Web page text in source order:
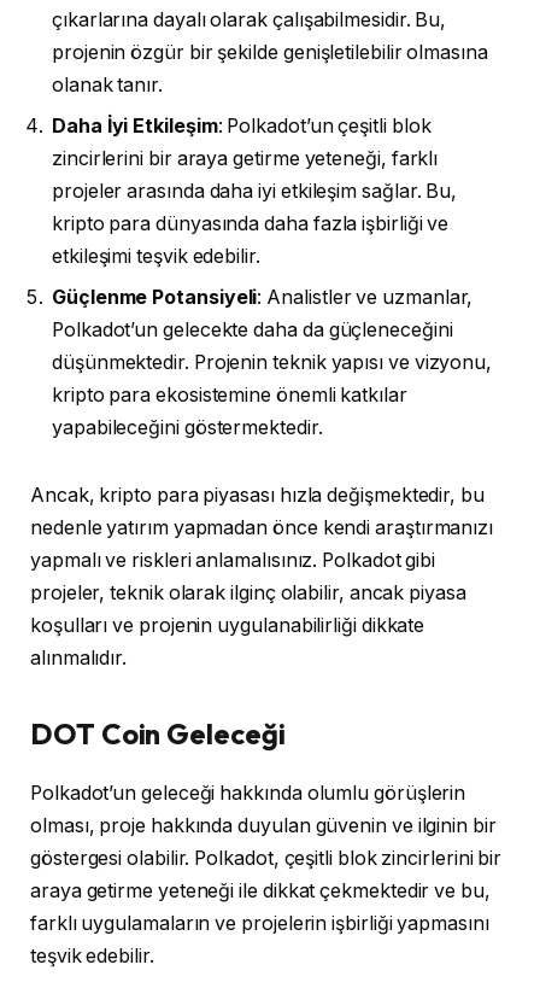
çıkarlarına dayalı olarak çalışabilmesidir. Bu,
projenin özgür bir şekilde genişletilebilir olmasına
olanak tanır.
Daha İyi Etkileşim: Polkadot’un çeşitli blok
zincirlerini bir araya getirme yeteneği, farklı
projeler arasında daha iyi etkileşim sağlar. Bu,
kripto para dünyasında daha fazla işbirliği ve
etkileşimi teşvik edebilir.
Güçlenme Potansiyeli: Analistler ve uzmanlar,
Polkadot’un gelecekte daha da güçleneceğini
düşünmektedir. Projenin teknik yapısı ve vizyonu,
kripto para ekosistemine önemli katkılar
yapabileceğini göstermektedir.
Ancak, kripto para piyasası hızla değişmektedir, bu
nedenle yatırım yapmadan önce kendi araştırmanızı
yapmalı ve riskleri anlamalısınız. Polkadot gibi
projeler, teknik olarak ilginç olabilir, ancak piyasa
koşulları ve projenin uygulanabilirliği dikkate
alınmalıdır.
DOT Coin Geleceği
Polkadot’un geleceği hakkında olumlu görüşlerin
olması, proje hakkında duyulan güvenin ve ilginin bir
göstergesi olabilir. Polkadot, çeşitli blok zincirlerini bir
araya getirme yeteneği ile dikkat çekmektedir ve bu,
farklı uygulamaların ve projelerin işbirliği yapmasını
teşvik edebilir.